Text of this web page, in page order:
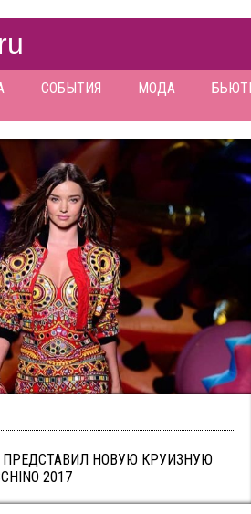
СОБЫТИЯ МОДА
НОВУЮ КРУИЗНУЮ
2017